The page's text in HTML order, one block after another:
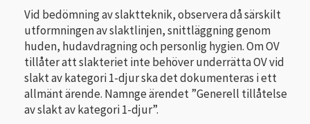
Vid bedömning av slaktteknik, observera då särskilt
utformningen av slaktlinjen, snittläggning genom
huden, hudavdragning och personlig hygien. Om OV
tillåter att slakteriet inte behöver underrätta OV vid
slakt av kategori 1-djur ska det dokumenteras i ett
allmänt ärende. Namnge ärendet ”Generell tillåtelse
av slakt av kategori 1-djur”.